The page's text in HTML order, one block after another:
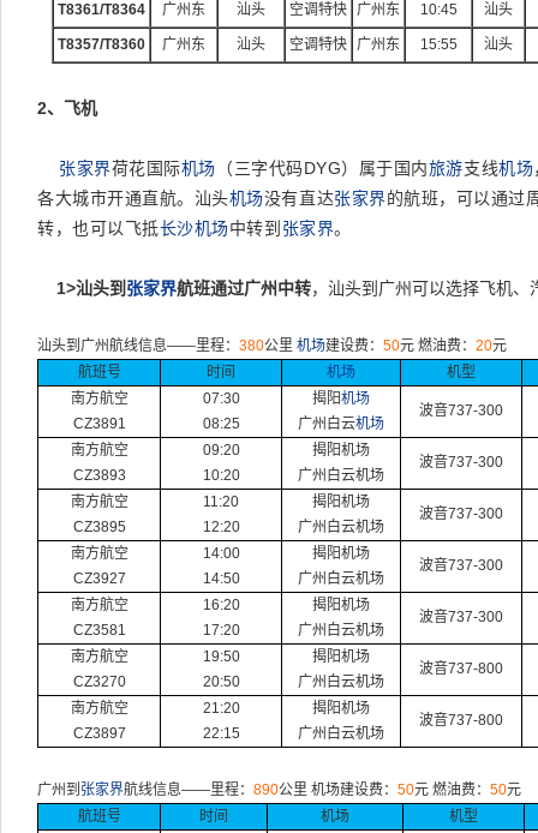
T8361/T8364 广州东 汕头 空调特快 广州东 10:45 汕头
T8357/T8360 广州东 汕头 空调特快 广州东 15:55 汕头
2、飞机
张家界荷花国际机场 （三字代码DYG）属于国内旅游支线机场
各大城市开通直航。汕头机场没有直达张家界的航班，可以通过
转，也可以飞抵长沙机场中转到 张家界。
1>汕头到 张家界航班通过广州中转，汕头到广州可以选择飞机、
汕头到广州航线信息——里程： 380公里 机场建设费： 50元 燃油费： 20元
航班号
时间 机场
机型
南方航空
CZ3891
07:30
08:25
揭阳机场
广州 白云机场
波音737-300
南方航空
CZ3893
09:20
10:20
揭阳机场
广州 白云机场
波音737-300
南方航空
CZ3895
11:20
12:20
揭阳机场
广州 白云机场
波音737-300
南方航空
CZ3927
14:00
14:50
揭阳机场
广州 白云机场
波音737-300
南方航空
CZ3581
16:20
17:20
揭阳机场
广州 白云机场
波音737-300
南方航空
CZ3270
19:50
20:50
揭阳机场
广州 白云机场
波音737-800
南方航空
CZ3897
21:20
22:15
揭阳机场
广州 白云机场
波音737-800
广州到 张家界航线信息——里程： 890公里 机场建设费： 50元 燃油费： 50元
航班号
时间 机场
机型